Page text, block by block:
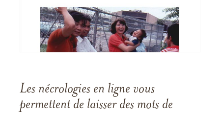
Les nécrologies en ligne vous
permettent de laisser des mots de